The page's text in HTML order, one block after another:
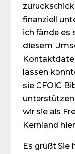
finanziell
ich fände es
diesem
lassen
sie CFOIC
unterstützen
wir sie als
Kernland
Es grüßt Sie